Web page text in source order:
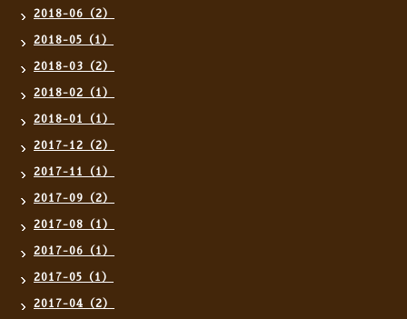
2018-06（2）
2018-05（1）
2018-03（2）
2018-02（1）
2018-01（1）
2017-12（2）
2017-11（1）
2017-09（2）
2017-08（1）
2017-06（1）
2017-05（1）
2017-04（2）